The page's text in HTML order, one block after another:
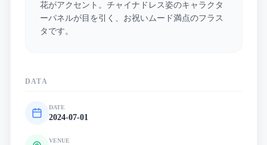
花がアクセント。チャイナドレス姿のキャラクタ
ーパネルが目を引く、お祝いムード満点のフラス
タです。
DATA
DATE
2024-07-01
VENUE